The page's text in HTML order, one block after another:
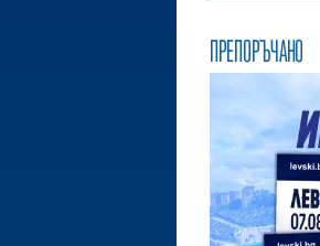
ПРЕПОРЪЧАНО